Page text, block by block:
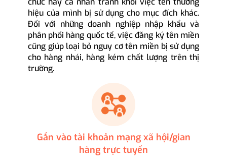
hiệu của mình bị sử dụng cho mục đích khác.
Đối với những doanh nghiệp nhập khẩu và
phân phối hàng quốc tế, việc đăng ký tên miền
cũng giúp loại bỏ nguy cơ tên miền bị sử dụng
cho hàng nhái, hàng kém chất lượng trên thị
trường.
Gắn vào tài khoản mạng xã hội/gian
hàng trực tuyến